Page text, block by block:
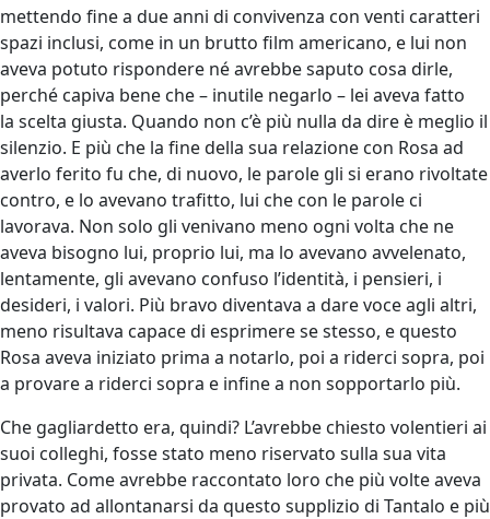
mettendo fine a due anni di convivenza con venti caratteri
spazi inclusi, come in un brutto film americano, e lui non
aveva potuto rispondere né avrebbe saputo cosa dirle,
perché capiva bene che – inutile negarlo – lei aveva fatto
la scelta giusta. Quando non c’è più nulla da dire è meglio il
silenzio. E più che la fine della sua relazione con Rosa ad
averlo ferito fu che, di nuovo, le parole gli si erano rivoltate
contro, e lo avevano trafitto, lui che con le parole ci
lavorava. Non solo gli venivano meno ogni volta che ne
aveva bisogno lui, proprio lui, ma lo avevano avvelenato,
lentamente, gli avevano confuso l’identità, i pensieri, i
desideri, i valori. Più bravo diventava a dare voce agli altri,
meno risultava capace di esprimere se stesso, e questo
Rosa aveva iniziato prima a notarlo, poi a riderci sopra, poi
a provare a riderci sopra e infine a non sopportarlo più.
Che gagliardetto era, quindi? L’avrebbe chiesto volentieri ai
suoi colleghi, fosse stato meno riservato sulla sua vita
privata. Come avrebbe raccontato loro che più volte aveva
provato ad allontanarsi da questo supplizio di Tantalo e più